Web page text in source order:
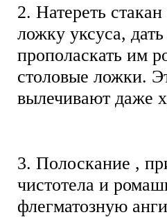
2. Hатереть
ложку уксуса,
прополаскать им
столовые ложки.
вылечивают даже
3. Полоскание ,
чистотела и
флегматозную